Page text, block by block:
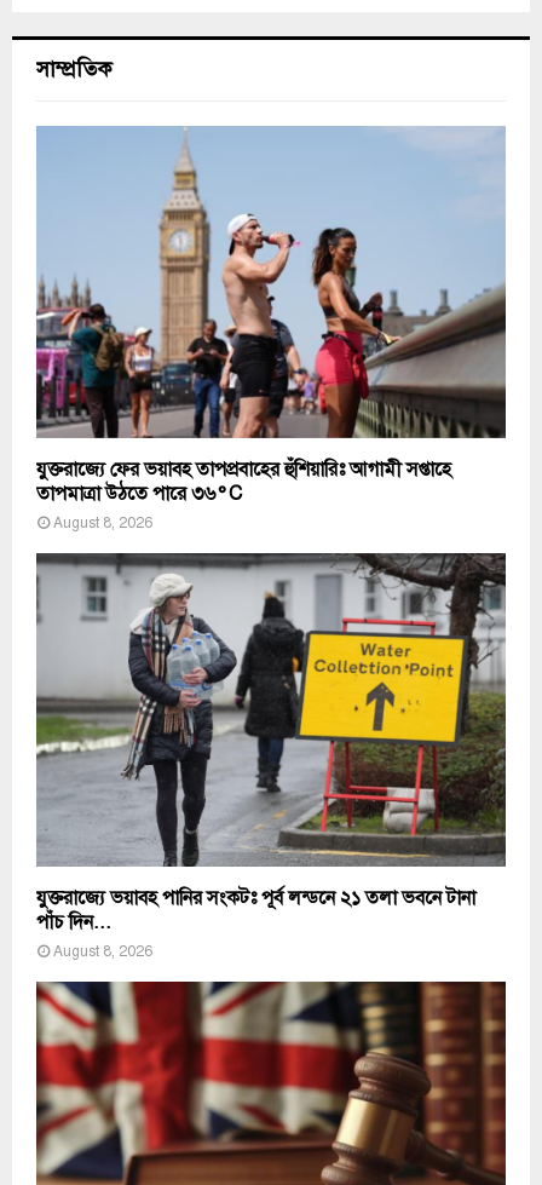
সাম্প্রতিক
যুক্তরাজ্যে ফের ভয়াবহ তাপপ্রবাহের হুঁশিয়ারিঃ আগামী সপ্তাহে
তাপমাত্রা উঠতে পারে ৩৬°C
August 8, 2026
যুক্তরাজ্যে ভয়াবহ পানির সংকটঃ পূর্ব লন্ডনে ২১ তলা ভবনে টানা
পাঁচ দিন...
August 8, 2026